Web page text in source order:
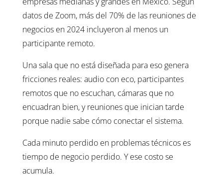
datos de Zoom, más del 70% de las reuniones de
negocios en 2024 incluyeron al menos un
participante remoto.
Una sala que no está diseñada para eso genera
fricciones reales: audio con eco, participantes
remotos que no escuchan, cámaras que no
encuadran bien, y reuniones que inician tarde
porque nadie sabe cómo conectar el sistema.
Cada minuto perdido en problemas técnicos es
tiempo de negocio perdido. Y ese costo se
acumula.